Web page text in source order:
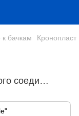
бачкам Кронопласт
соединения